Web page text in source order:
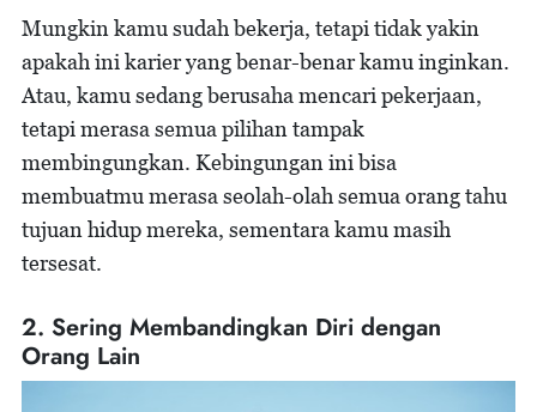
Mungkin kamu sudah bekerja, tetapi tidak yakin
apakah ini karier yang benar-benar kamu inginkan.
Atau, kamu sedang berusaha mencari pekerjaan,
tetapi merasa semua pilihan tampak
membingungkan. Kebingungan ini bisa
membuatmu merasa seolah-olah semua orang tahu
tujuan hidup mereka, sementara kamu masih
tersesat.
2. Sering Membandingkan Diri dengan
Orang Lain